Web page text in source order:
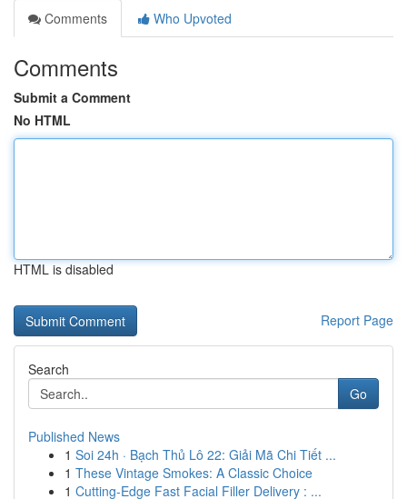
Comments
Who Upvoted
Comments
Submit a Comment
No HTML
HTML is disabled
Report Page
Search
Go
Published News
1 Soi 24h · Bạch Thủ Lô 22: Giải Mã Chi Tiết ...
1 These Vintage Smokes: A Classic Choice
1 Cutting-Edge Fast Facial Filler Delivery : ...